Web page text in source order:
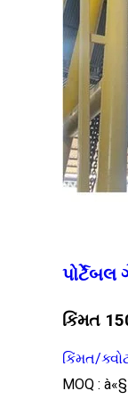
કિંમત
કિંમત/
MOQ : à«§